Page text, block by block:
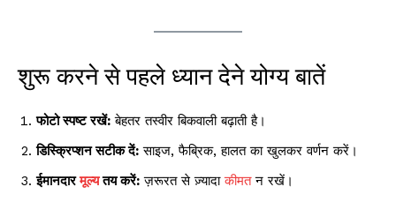
शुरू करने से पहले ध्यान देने योग्य बातें
फोटो स्पष्ट रखें: बेहतर तस्वीर बिकवाली बढ़ाती है।
डिस्क्रिप्शन सटीक दें: साइज, फैब्रिक, हालत का खुलकर वर्णन करें।
ईमानदारमूल्यतय करें: ज़रूरत से ज़्यादाकीमतन रखें।